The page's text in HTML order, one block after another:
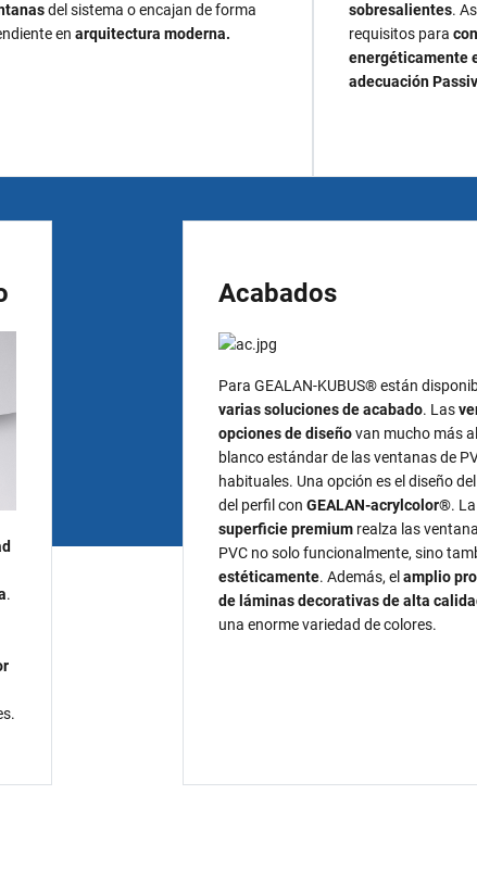
del sistema o encajan de forma
en arquitectura moderna.
sobresalientes.
requisitos para
energéticamente
adecuación
.
Acabados
Para GEALAN-KUBUS® están
varias soluciones de acabado. Las
opciones de diseñovan mucho más
blanco estándar de las ventanas de
habituales. Una opción es el diseño
del perfil con GEALAN-acrylcolor®. La
superficie premium realza las
PVC no solo funcionalmente, sino
estéticamente. Además, el amplio
de láminas decorativas de alta
una enorme variedad de colores.